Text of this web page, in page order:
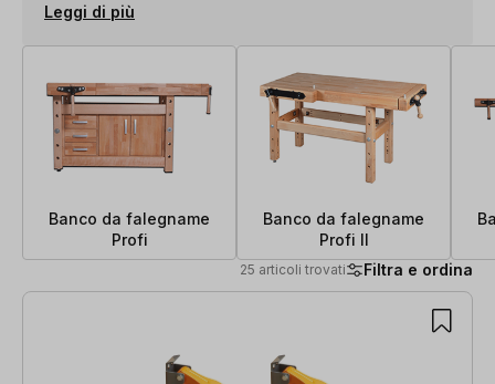
Leggi di più
Banco da falegname
Profi
Banco da falegname
Profi II
25 articoli trovati Filtra e ordina
25 articoli trovati